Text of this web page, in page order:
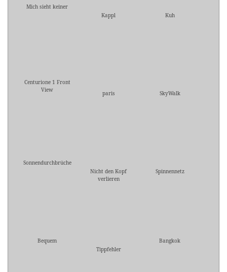
Mich sieht keiner
Kappl
Kuh
Centurione 1 Front
View
paris SkyWalk
Sonnendurchbrüche
Nicht den Kopf
verlieren
Spinnennetz
Bequem
Tippfehler
Bangkok